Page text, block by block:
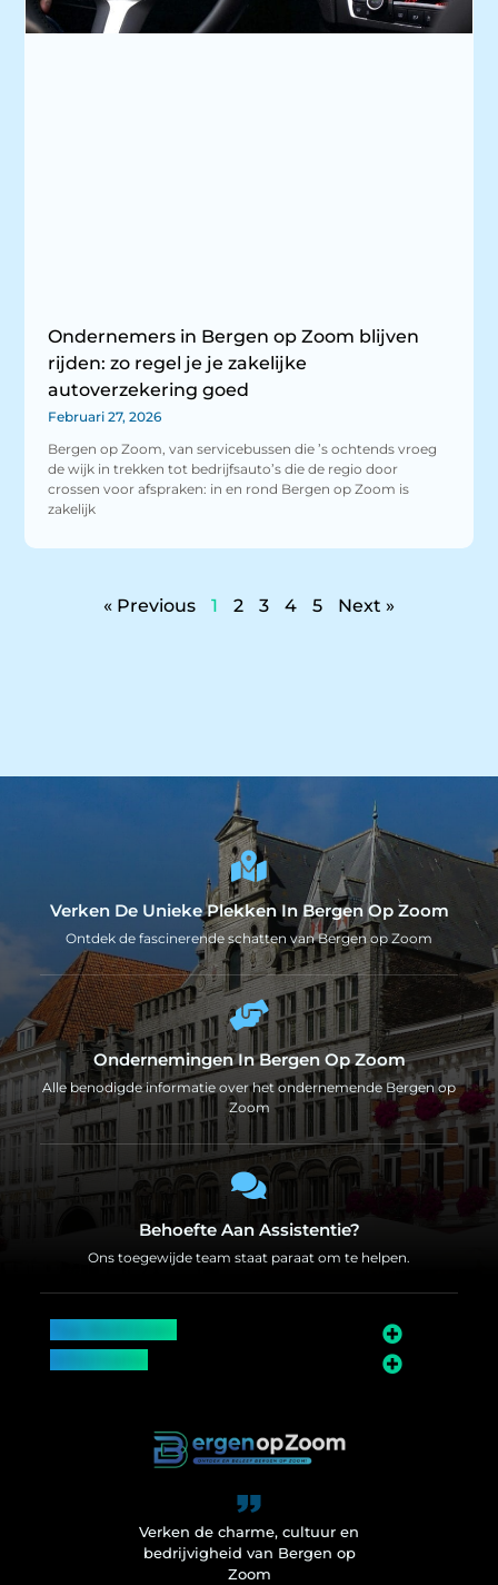
Ondernemers in Bergen op Zoom blijven
rijden: zo regel je je zakelijke
autoverzekering goed
Februari 27, 2026
Bergen op Zoom, van servicebussen die ’s ochtends vroeg
de wijk in trekken tot bedrijfsauto’s die de regio door
crossen voor afspraken: in en rond Bergen op Zoom is
zakelijk
« Previous 1 2 3 4 5 Next »
Verken De Unieke Plekken In Bergen Op Zoom
Ontdek de fascinerende schatten van Bergen op Zoom
Ondernemingen In Bergen Op Zoom
Alle benodigde informatie over het ondernemende Bergen op
Zoom
Behoefte Aan Assistentie?
Ons toegewijde team staat paraat om te helpen.
Verken de charme, cultuur en
bedrijvigheid van Bergen op
Zoom